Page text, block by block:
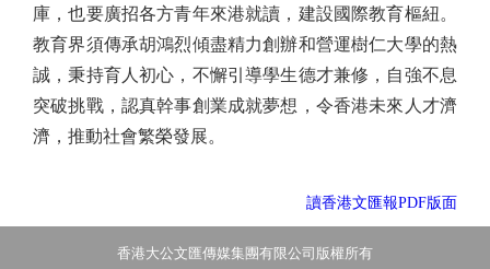
庫，也要廣招各方青年來港就讀，建設國際教育樞紐。
教育界須傳承胡鴻烈傾盡精力創辦和營運樹仁大學的熱
誠，秉持育人初心，不懈引導學生德才兼修，自強不息
突破挑戰，認真幹事創業成就夢想，令香港未來人才濟
濟，推動社會繁榮發展。
讀香港文匯報PDF版面
香港大公文匯傳媒集團有限公司版權所有